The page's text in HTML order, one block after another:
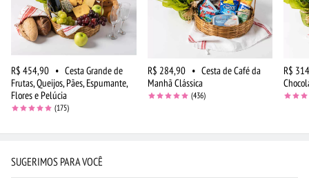
R$ 454,90 • Cesta Grande de
Frutas, Queijos, Pães, Espumante,
Flores e Pelúcia
(175)
R$ 284,90 • Cesta de Café da
Manhã Clássica
(436)
R$
SUGERIMOS PARA VOCÊ